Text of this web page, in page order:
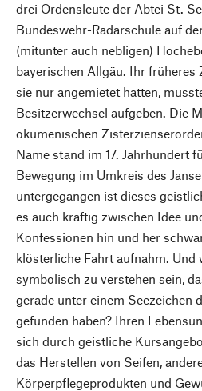
drei Ordensleute der Abtei St.
Bundeswehr-Radarschule auf
(mitunter auch nebligen)
bayerischen Allgäu. Ihr früheres
sie nur angemietet hatten,
Besitzerwechsel aufgeben. Die
ökumenischen
Name stand im 17. Jahrhundert
Bewegung im Umkreis des
untergegangen ist dieses
es auch kräftig zwischen Idee
Konfessionen hin und her
klösterliche Fahrt aufnahm. Und
symbolisch zu verstehen sein,
gerade unter einem Seezeichen
gefunden haben? Ihren
sich durch geistliche
das Herstellen von Seifen,
Körperpflegeprodukten und